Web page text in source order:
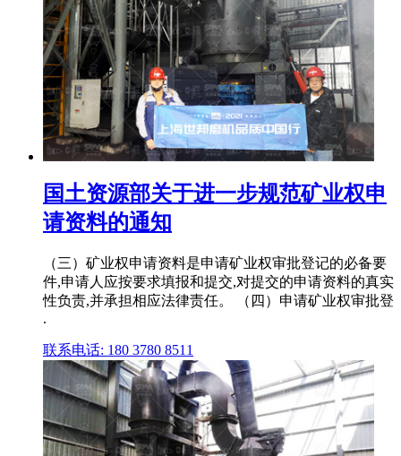
国土资源部关于进一步规范矿业权申
请资料的通知
（三）矿业权申请资料是申请矿业权审批登记的必备要
件,申请人应按要求填报和提交,对提交的申请资料的真实
性负责,并承担相应法律责任。 （四）申请矿业权审批登
.
联系电话: 180 3780 8511